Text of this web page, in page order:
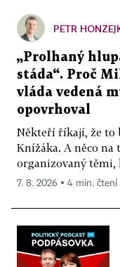
PETR
„Prolhaný
stáda“. Proč
vláda vedená
opovrhoval
Někteří říkají, že to
Knížáka. A něco na
organizovaný těmi,
7. 8. 2026 ▪ 4 min. čtení